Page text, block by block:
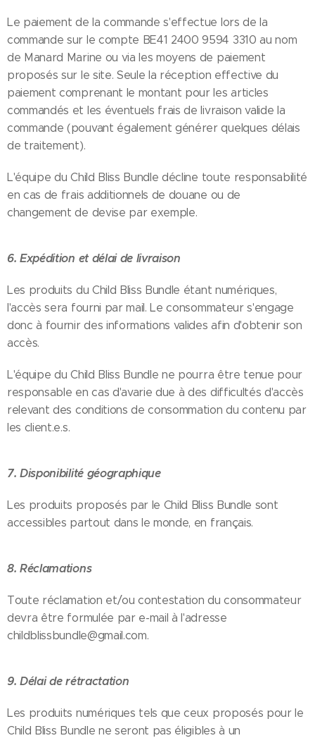
Le paiement de la commande s'effectue lors de la
commande sur le compte BE41 2400 9594 3310 au nom
de Manard Marine ou via les moyens de paiement
proposés sur le site. Seule la réception effective du
paiement comprenant le montant pour les articles
commandés et les éventuels frais de livraison valide la
commande (pouvant également générer quelques délais
de traitement).
L'équipe du Child Bliss Bundle décline toute responsabilité
en cas de frais additionnels de douane ou de
changement de devise par exemple.
6. Expédition et délai de livraison
Les produits du Child Bliss Bundle étant numériques,
l'accès sera fourni par mail. Le consommateur s'engage
donc à fournir des informations valides afin d'obtenir son
accès.
L'équipe du Child Bliss Bundle ne pourra être tenue pour
responsable en cas d'avarie due à des difficultés d'accès
relevant des conditions de consommation du contenu par
les client.e.s.
7. Disponibilité géographique
Les produits proposés par le Child Bliss Bundle sont
accessibles partout dans le monde, en français.
8. Réclamations
Toute réclamation et/ou contestation du consommateur
devra être formulée par e-mail à l'adresse
childblissbundle@gmail.com.
9. Délai de rétractation
Les produits numériques tels que ceux proposés pour le
Child Bliss Bundle ne seront pas éligibles à un